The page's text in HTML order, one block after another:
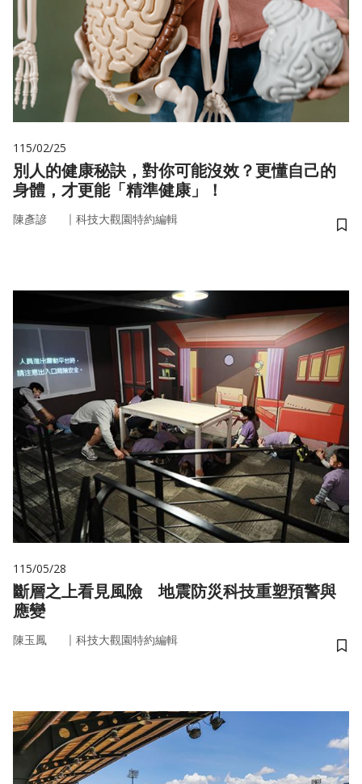
115/02/25
別人的健康秘訣，對你可能沒效？更懂自己的
身體，才更能「精準健康」！
陳彥諺 ｜ 科技大觀園特約編輯
儲
115/05/28
斷層之上看見風險 地震防災科技重塑預警與
應變
陳玉鳳 ｜ 科技大觀園特約編輯
儲